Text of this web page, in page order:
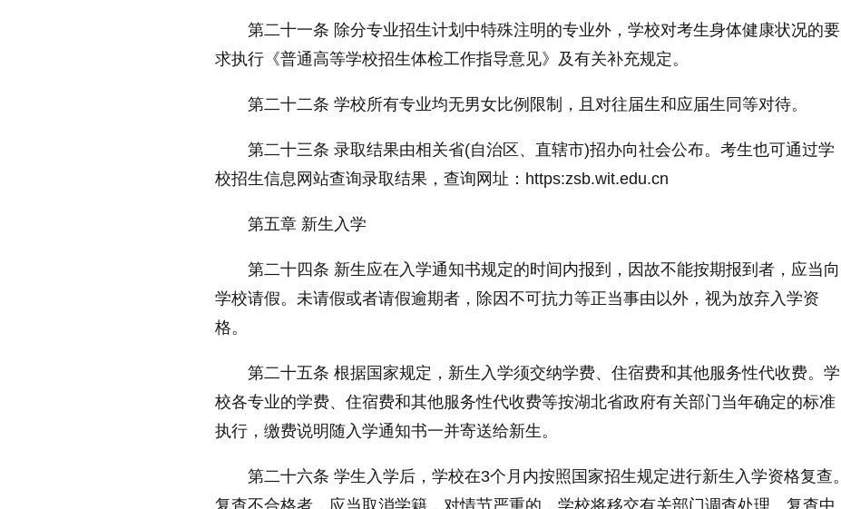
第二十一条 除分专业招生计划中特殊注明的专业外，学校对考生身体健康状况的要
求执行《普通高等学校招生体检工作指导意见》及有关补充规定。
第二十二条 学校所有专业均无男女比例限制，且对往届生和应届生同等对待。
第二十三条 录取结果由相关省(自治区、直辖市)招办向社会公布。考生也可通过学
校招生信息网站查询录取结果，查询网址：https:zsb.wit.edu.cn
第五章 新生入学
第二十四条 新生应在入学通知书规定的时间内报到，因故不能按期报到者，应当向
学校请假。未请假或者请假逾期者，除因不可抗力等正当事由以外，视为放弃入学资
格。
第二十五条 根据国家规定，新生入学须交纳学费、住宿费和其他服务性代收费。学
校各专业的学费、住宿费和其他服务性代收费等按湖北省政府有关部门当年确定的标准
执行，缴费说明随入学通知书一并寄送给新生。
第二十六条 学生入学后，学校在3个月内按照 国家招生规定进行新生入学资格复查。
复查不合格者，应当取消学籍，对情节严重的，学校将移交有关部门调查处理。复查中